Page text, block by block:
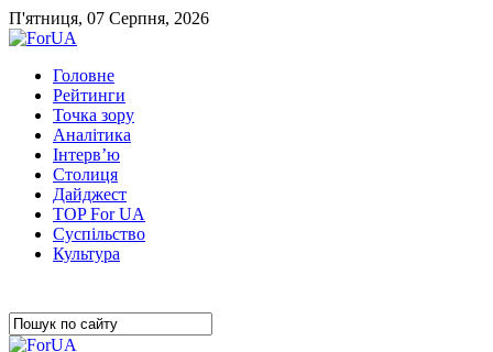
П'ятниця, 07 Серпня, 2026
Головне
Рейтинги
Точка зору
Аналітика
Інтерв’ю
Столиця
Дайджест
TOP For UA
Суспiльство
Культура